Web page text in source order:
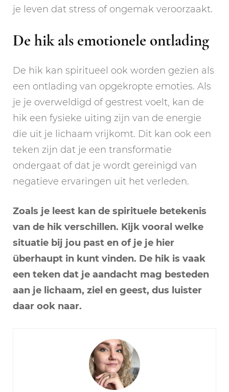
je leven dat stress of ongemak veroorzaakt.
De hik als emotionele ontlading
De hik kan spiritueel ook worden gezien als
een ontlading van opgekropte emoties. Als
je je overweldigd of gestrest voelt, kan de
hik een fysieke uiting zijn van de energie
die uit je lichaam vrijkomt. Dit kan ook een
teken zijn dat je een transformatie
ondergaat of dat je wordt gereinigd van
negatieve ervaringen uit het verleden.
Zoals je leest kan de spirituele betekenis
van de hik verschillen. Kijk vooral welke
situatie bij jou past en of je je hier
überhaupt in kunt vinden. De hik is vaak
een teken dat je aandacht mag besteden
aan je lichaam, ziel en geest, dus luister
daar ook naar.